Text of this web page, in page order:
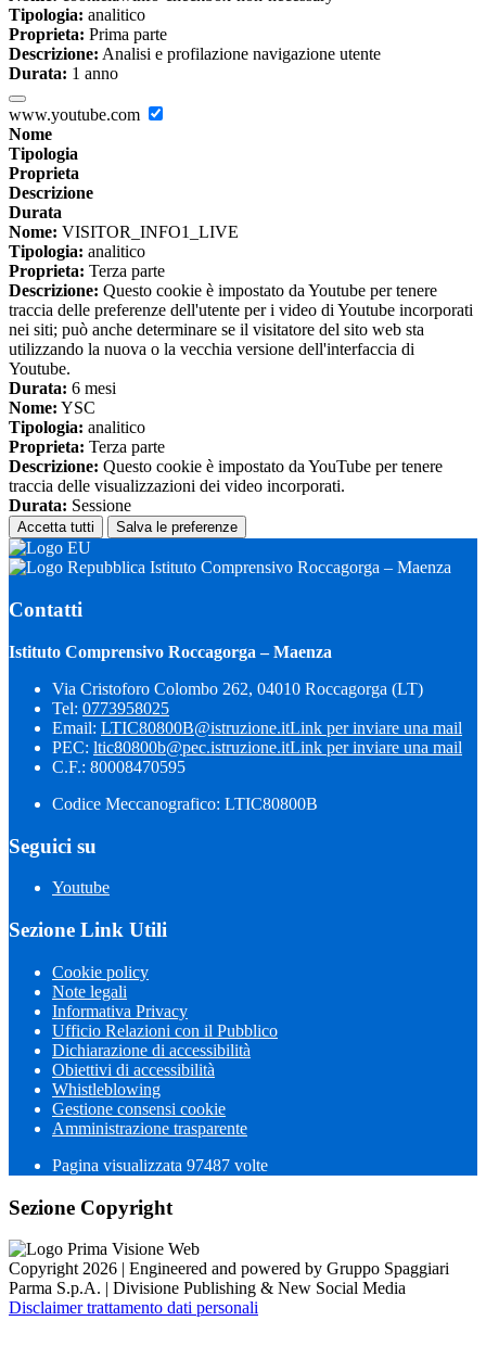
Tipologia: analitico
Proprieta: Prima parte
Descrizione: Analisi e profilazione navigazione utente
Durata: 1 anno
www.youtube.com
Nome
Tipologia
Proprieta
Descrizione
Durata
Nome: VISITOR_INFO1_LIVE
Tipologia: analitico
Proprieta: Terza parte
Descrizione: Questo cookie è impostato da Youtube per tenere
traccia delle preferenze dell'utente per i video di Youtube incorporati
nei siti; può anche determinare se il visitatore del sito web sta
utilizzando la nuova o la vecchia versione dell'interfaccia di
Youtube.
Durata: 6 mesi
Nome: YSC
Tipologia: analitico
Proprieta: Terza parte
Descrizione: Questo cookie è impostato da YouTube per tenere
traccia delle visualizzazioni dei video incorporati.
Durata: Sessione
Accetta tutti Salva le preferenze
Istituto Comprensivo Roccagorga – Maenza
Contatti
Istituto Comprensivo Roccagorga – Maenza
Via Cristoforo Colombo 262, 04010 Roccagorga (LT)
Tel: 0773958025
Email: LTIC80800B@istruzione.itLink per inviare una mail
PEC: ltic80800b@pec.istruzione.itLink per inviare una mail
C.F.: 80008470595
Codice Meccanografico: LTIC80800B
Seguici su
Youtube
Sezione Link Utili
Cookie policy
Note legali
Informativa Privacy
Ufficio Relazioni con il Pubblico
Dichiarazione di accessibilità
Obiettivi di accessibilità
Whistleblowing
Gestione consensi cookie
Amministrazione trasparente
Pagina visualizzata 97487 volte
Sezione Copyright
Copyright 2026 | Engineered and powered by Gruppo Spaggiari
Parma S.p.A. | Divisione Publishing & New Social Media
Disclaimer trattamento dati personali